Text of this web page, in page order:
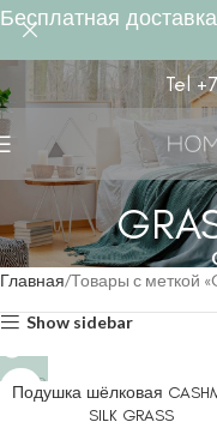
Tel
Главная Товары с меткой
Show sidebar
SOLD
OUT
Подушка шёлковая
SILK GRASS
Бесплатная